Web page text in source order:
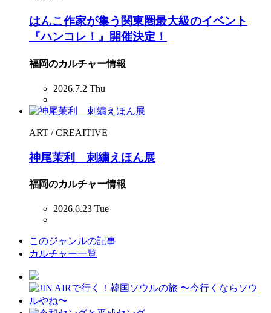
はんこ作家が集う関東圏最大級のイベント
『ハンコレ！』開催決定！
福岡のカルチャー情報
2026.7.2 Thu
ART / CREAITIVE
神尾茉利 刺繍えほん展
福岡のカルチャー情報
2026.6.23 Tue
このジャンルの記事
カルチャー一覧